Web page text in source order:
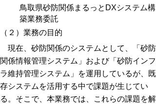
鳥取県砂防関係まるっとDXシステム構
築業務委託
（２）業務の目的
現在、砂防関係のシステムとして、「砂防
関係情報管理システム」および「砂防インフ
ラ維持管理システム」を運用しているが、既
存システムを活用する中で課題が生じてい
る。そこで、本業務では、これらの課題を解